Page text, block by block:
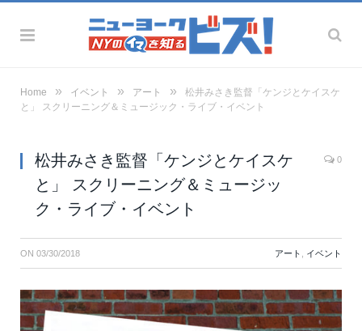
Home » イベント » アート »
松井みさき監督「ケンジとケイスケ
と」 スクリーニング＆ミュージック・ライブ・イベント
松井みさき監督「ケンジとケイスケ
と」 スクリーニング＆ミュージッ
ク・ライブ・イベント
0
ON 03/30/2018 アート イベント